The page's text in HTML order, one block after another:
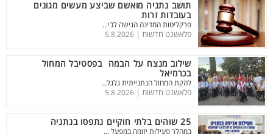
תושב נתניה מואשם שביצע מעשים מגונים
בעובדות זרות
פרקליטות המדינה הגישה לבי...
פלאשנט חדשות | 5.8.2026
שילוב מנצח על הבמה בפסטיבל המחול
בכרמיאל
להקת המחול הנתנייתית גלגל...
פלאשנט חדשות | 5.8.2026
25 שוהים בלתי חוקיים נתפסו בנתניה
במהלך פעילות יזומה במפעל ...